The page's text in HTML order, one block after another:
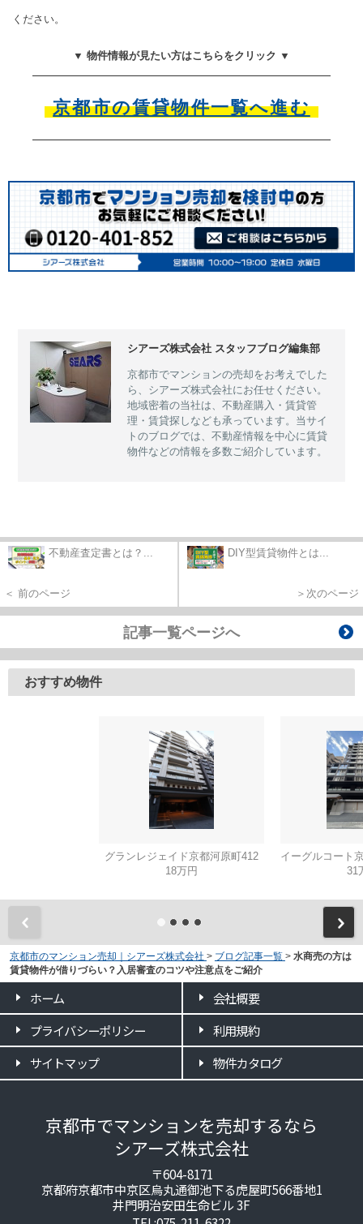
ください。
▼ 物件情報が見たい方はこちらをクリック ▼
京都市の賃貸物件一覧へ進む
シアーズ株式会社 スタッフブログ編集部
京都市でマンションの売却をお考えでした
ら、シアーズ株式会社にお任せください。
地域密着の当社は、不動産購入・賃貸管
理・賃貸探しなども承っています。当サイ
トのブログでは、不動産情報を中心に賃貸
物件などの情報を多数ご紹介しています。
不動産査定書とは？...
＜ 前のページ
DIY型賃貸物件とは...
＞次のページ
記事一覧ページへ
おすすめ物件
グランレジェイド京都河原町412
18万円
31
京都市のマンション売却｜シアーズ株式会社 > ブログ記事一覧 > 水商売の方は
賃貸物件が借りづらい？入居審査のコツや注意点をご紹介
ホーム
会社概要
プライバシーポリシー
利用規約
サイトマップ
物件カタログ
京都市でマンションを売却するなら
シアーズ株式会社
〒604-8171
京都府京都市中京区烏丸通御池下る虎屋町566番地1
井門明治安田生命ビル 3F